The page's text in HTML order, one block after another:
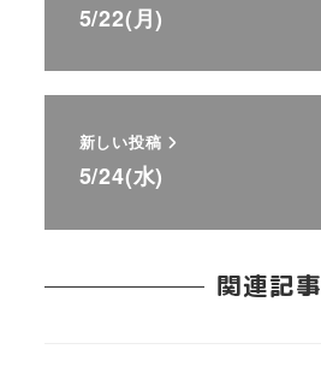
5/22(月)
新しい投稿
5/24(水)
関連記事